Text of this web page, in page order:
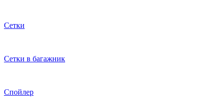
Сетки
Сетки в багажник
Спойлер